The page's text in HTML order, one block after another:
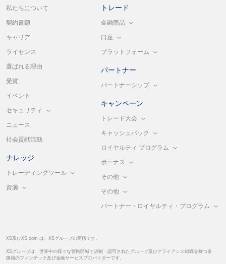
私たちについて
契約書類
キャリア
ライセンス
選ばれる理由
受賞
イベント
セキュリティ
ニュース
社会貢献活動
ナレッジ
トレーディングツール
資源
トレード
金融商品
口座
プラットフォーム
パートナー
パートナーシップ
キャンペーン
トレード大会
キャッシュバック
ロイヤルティ プログラム
ボーナス
その他
その他
パートナー・ロイヤルティ・プログラム
XS及びXS.com は、XSグループの商標です。
XSグループは、世界中の様々な管轄区域で規制・認可されたグループ及びアライアンス組織を持つ多
国籍のフィンテック及び金融サービスプロバイダーです。